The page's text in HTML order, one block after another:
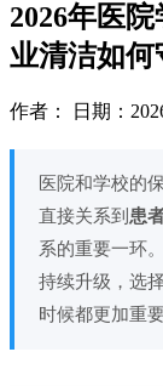
2026年医
业清洁如
作者： 日期：
医院和学校的
直接关系到 患
系的重要一环
持续升级，选
时候都更加重要